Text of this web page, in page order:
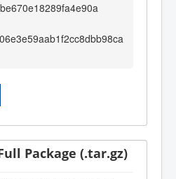
Package (.tar.gz)